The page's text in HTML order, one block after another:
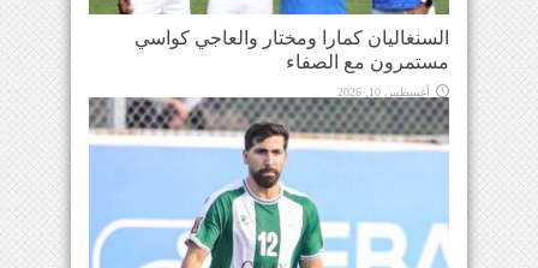
السنغاليان كمارا ومختار والعاجي كواسي
مستمرون مع الصفاء
أغسطس 10, 2026